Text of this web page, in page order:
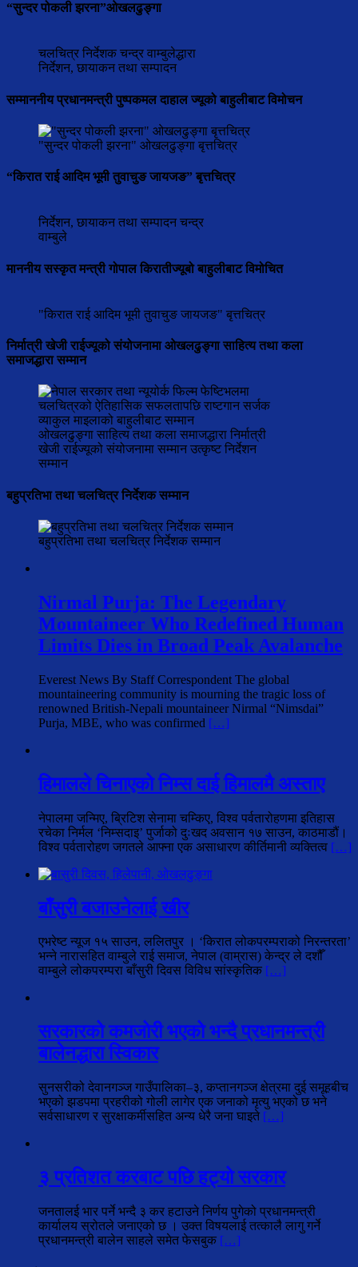
“सुन्दर पोकली झरना”ओखलढुङ्गा
चलचित्र निर्देशक चन्द्र वाम्बुलेद्धारा
निर्देशन, छायाकन तथा सम्पादन
सम्माननीय प्रधानमन्त्री पुष्पकमल दाहाल ज्यूको बाहुलीबाट विमोचन
"सुन्दर पोकली झरना" ओखलढुङ्गा बृत्तचित्र
“किरात राई आदिम भूमी तुवाचुङ जायजङ” बृत्तचित्र
निर्देशन, छायाकन तथा सम्पादन चन्द्र
वाम्बुले
माननीय सस्कृत मन्त्री गोपाल किरातीज्यूबो बाहुलीबाट विमोचित
"किरात राई आदिम भूमी तुवाचुङ जायजङ" बृत्तचित्र
निर्मात्री खेजी राईज्यूको संयोजनामा ओखलढुङ्गा साहित्य तथा कला
समाजद्धारा सम्मान
ओखलढुङ्गा साहित्य तथा कला समाजद्धारा निर्मात्री
खेजी राईज्यूको संयोजनामा सम्मान उत्कृष्ट निर्देशन
सम्मान
बहुप्रतिभा तथा चलचित्र निर्देशक सम्मान
बहुप्रतिभा तथा चलचित्र निर्देशक सम्मान
Nirmal Purja: The Legendary
Mountaineer Who Redefined Human
Limits Dies in Broad Peak Avalanche
Everest News By Staff Correspondent The global
mountaineering community is mourning the tragic loss of
renowned British-Nepali mountaineer Nirmal “Nimsdai”
Purja, MBE, who was confirmed […]
हिमालले चिनाएको निम्स दाई हिमालमै अस्ताए
नेपालमा जन्मिए, ब्रिटिश सेनामा चम्किए, विश्व पर्वतारोहणमा इतिहास
रचेका निर्मल ‘निम्सदाइ’ पुर्जाको दुःखद अवसान १७ साउन, काठमाडौं।
विश्व पर्वतारोहण जगतले आफ्ना एक असाधारण कीर्तिमानी व्यक्तित्व […]
बाँसुरी बजाउनेलाई खीर
एभरेष्ट न्यूज १५ साउन, ललितपुर । ‘किरात लोकपरम्पराको निरन्तरता’
भन्ने नारासहित वाम्बुले राई समाज, नेपाल (वाम्रास) केन्द्र ले दशौँ
वाम्बुले लोकपरम्परा बाँसुरी दिवस विविध सांस्कृतिक […]
सरकारको कमजोरी भएको भन्दै प्रधानमन्त्री
बालेनद्धारा स्विकार
सुनसरीको देवानगञ्ज गाउँपालिका–३, कप्तानगञ्ज क्षेत्रमा दुई समूहबीच
भएको झडपमा प्रहरीको गोली लागेर एक जनाको मृत्यु भएको छ भने
सर्वसाधारण र सुरक्षाकर्मीसहित अन्य धेरै जना घाइते […]
३ प्रतिशत करबाट पछि हट्यो सरकार
जनतालई भार पर्ने भन्दै ३ कर हटाउने निर्णय पुगेको प्रधानमन्त्री
कार्यालय स्रोतले जनाएको छ । उक्त विषयलाई तत्कालै लागु गर्ने
प्रधानमन्त्री बालेन साहले समेत फेसबुक […]